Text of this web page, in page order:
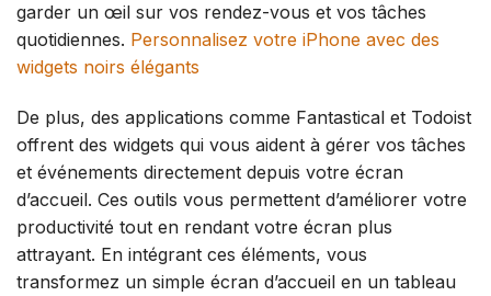
garder un œil sur vos rendez-vous et vos tâches
quotidiennes. Personnalisez votre iPhone avec des
widgets noirs élégants
De plus, des applications comme Fantastical et Todoist
offrent des widgets qui vous aident à gérer vos tâches
et événements directement depuis votre écran
d’accueil. Ces outils vous permettent d’améliorer votre
productivité tout en rendant votre écran plus
attrayant. En intégrant ces éléments, vous
transformez un simple écran d’accueil en un tableau